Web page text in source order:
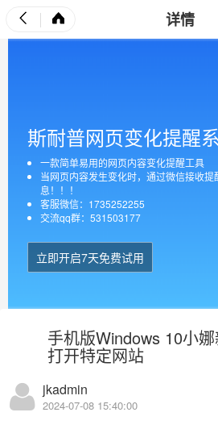
详情
斯耐普网页变化提醒
一款简单易用的网页内容变化提醒工具
当网页内容发生变化时，通过微信接收
息！！！
客服微信：1735252255
交流qq群：531503177
立即开启7天免费试用
手机版Windows 10小
打开特定网站
jkadmin
2024-07-08 15:40:00